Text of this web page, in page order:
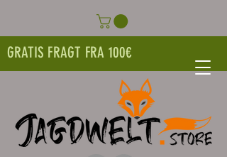
GRATIS FRAGT FRA 100€